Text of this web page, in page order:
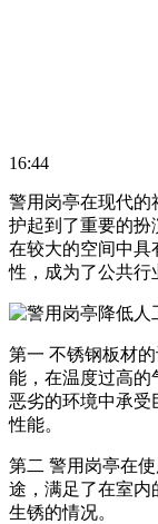
16:44
警用岗亭在现代的
护起到了重要的扮
在较大的空间中具
性，成为了公共行
第一 不锈钢板材
能，在温度过高的
恶劣的环境中承受
性能。
第二 警用岗亭在
途，满足了在室内
生锈的情况。